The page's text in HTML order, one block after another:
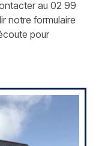
au 02 99
notre formulaire
pour